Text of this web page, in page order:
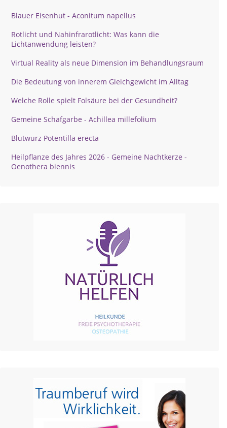
Blauer Eisenhut - Aconitum napellus
Rotlicht und Nahinfrarotlicht: Was kann die
Lichtanwendung leisten?
Virtual Reality als neue Dimension im Behandlungsraum
Die Bedeutung von innerem Gleichgewicht im Alltag
Welche Rolle spielt Folsäure bei der Gesundheit?
Gemeine Schafgarbe - Achillea millefolium
Blutwurz Potentilla erecta
Heilpflanze des Jahres 2026 - Gemeine Nachtkerze -
Oenothera biennis